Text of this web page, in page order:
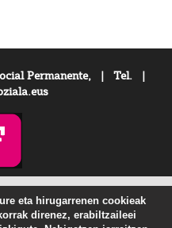
Permanente, | Tel. |
eta hirugarrenen cookieak
direnez, erabiltzaileei